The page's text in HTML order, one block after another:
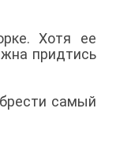
Хотя ее
придтись
самый